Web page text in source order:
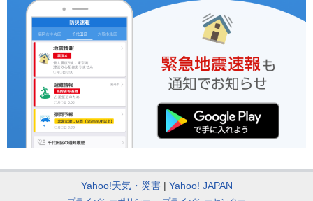
Yahoo!天気・災害 Yahoo! JAPAN